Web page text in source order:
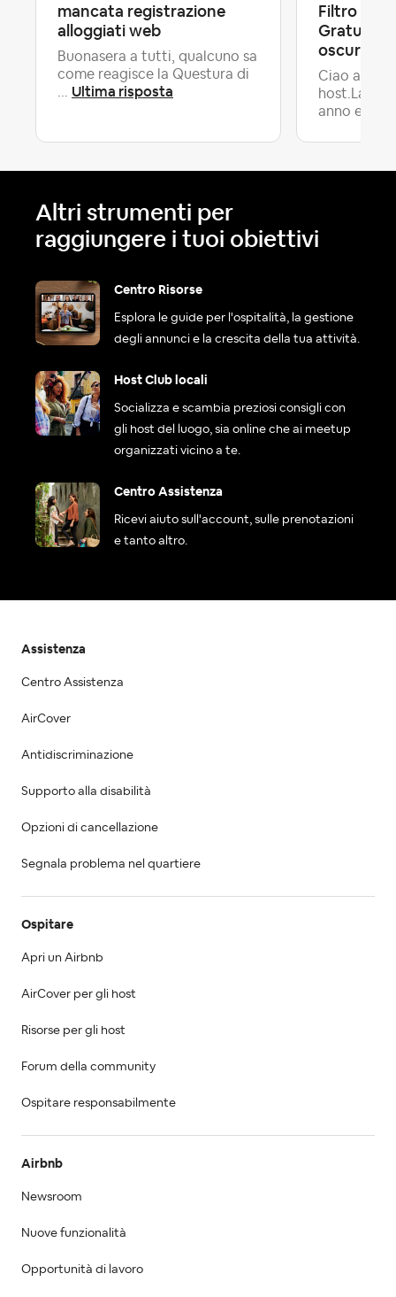
mancata registrazione
alloggiati web
Buonasera a tutti, qualcuno sa
come reagisce la Questura di
... Ultima risposta
Filtro
Gratuita:
oscura se
Ciao a
anno e m...
Altri strumenti per
raggiungere i tuoi obiettivi
Centro Risorse
Esplora le guide per l'ospitalità, la gestione
degli annunci e la crescita della tua attività.
Host Club locali
Socializza e scambia preziosi consigli con
gli host del luogo, sia online che ai meetup
organizzati vicino a te.
Centro Assistenza
Ricevi aiuto sull'account, sulle prenotazioni
e tanto altro.
Assistenza
Centro Assistenza
AirCover
Antidiscriminazione
Supporto alla disabilità
Opzioni di cancellazione
Segnala problema nel quartiere
Ospitare
Apri un Airbnb
AirCover per gli host
Risorse per gli host
Forum della community
Ospitare responsabilmente
Airbnb
Newsroom
Nuove funzionalità
Opportunità di lavoro